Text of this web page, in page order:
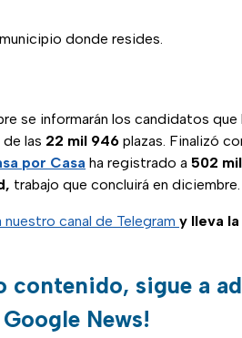
donde resides.
se informarán los candidatos que
las 22 mil 946 plazas. Finalizó
por Casa ha registrado a 502
trabajo que concluirá en diciembre.
canal de Telegram y lleva
contenido, sigue a
Google News!